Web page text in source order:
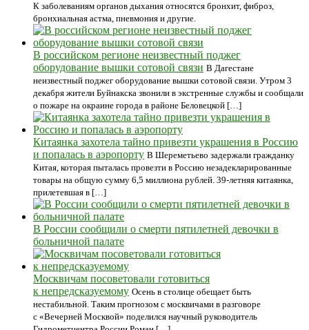
К заболеваниям органов дыхания относятся бронхит, фиброз,
бронхиальная астма, пневмония и другие.
В российском регионе неизвестный поджег
оборудование вышки сотовой связи В Дагестане
неизвестный поджег оборудование вышки сотовой связи. Утром 3
декабря жители Буйнакска звонили в экстренные службы и сообщали
о пожаре на окраине города в районе Беловецкой […]
Китаянка захотела тайно привезти украшения в Россию
и попалась в аэропорту В Шереметьево задержали гражданку
Китая, которая пыталась провезти в Россию незадекларированные
товары на общую сумму 6,5 миллиона рублей. 39-летняя китаянка,
прилетевшая в […]
В России сообщили о смерти пятилетней девочки в
больничной палате
Москвичам посоветовали готовиться
к непредсказуемому Осень в столице обещает быть
нестабильной. Таким прогнозом с москвичами в разговоре
с «Вечерней Москвой» поделился научный руководитель